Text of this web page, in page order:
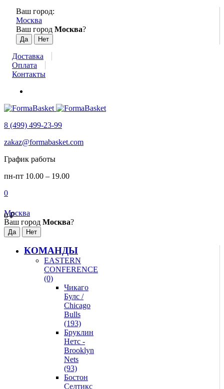
Ваш город:
Москва
Ваш город Москва?
Доставка
Оплата
Контакты
8 (499) 499-23-99
zakaz@formabasket.com
График работы
пн-пт 10.00 – 19.00
0
0₽
Москва
Ваш город Москва?
КОМАНДЫ
EASTERN
CONFERENCE
(0)
Чикаго
Булс /
Chicago
Bulls
(193)
Бруклин
Нетс -
Brooklyn
Nets
(93)
Бостон
Селтикс